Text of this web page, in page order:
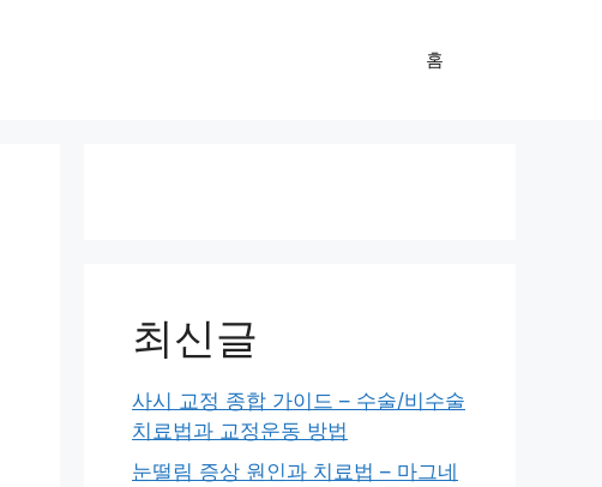
홈
최신글
사시 교정 종합 가이드 – 수술/비수술
치료법과 교정운동 방법
눈떨림 증상 원인과 치료법 – 마그네